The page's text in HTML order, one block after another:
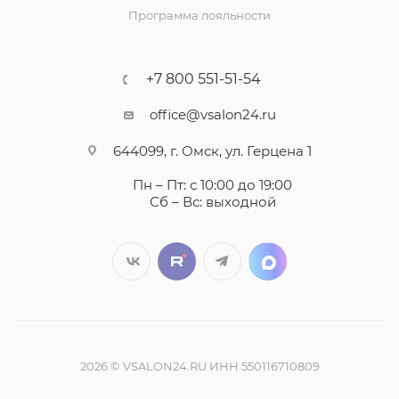
Программа лояльности
+7 800 551-51-54
office@vsalon24.ru
644099, г. Омск, ул. Герцена 1
Пн – Пт: с 10:00 до 19:00
Сб – Вс: выходной
2026 © VSALON24.RU ИНН 550116710809